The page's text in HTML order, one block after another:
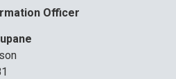
Officer